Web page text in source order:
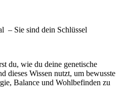
– Sie sind dein Schlüssel
du, wie du deine genetische
dieses Wissen nutzt, um bewusste
Balance und Wohlbefinden zu